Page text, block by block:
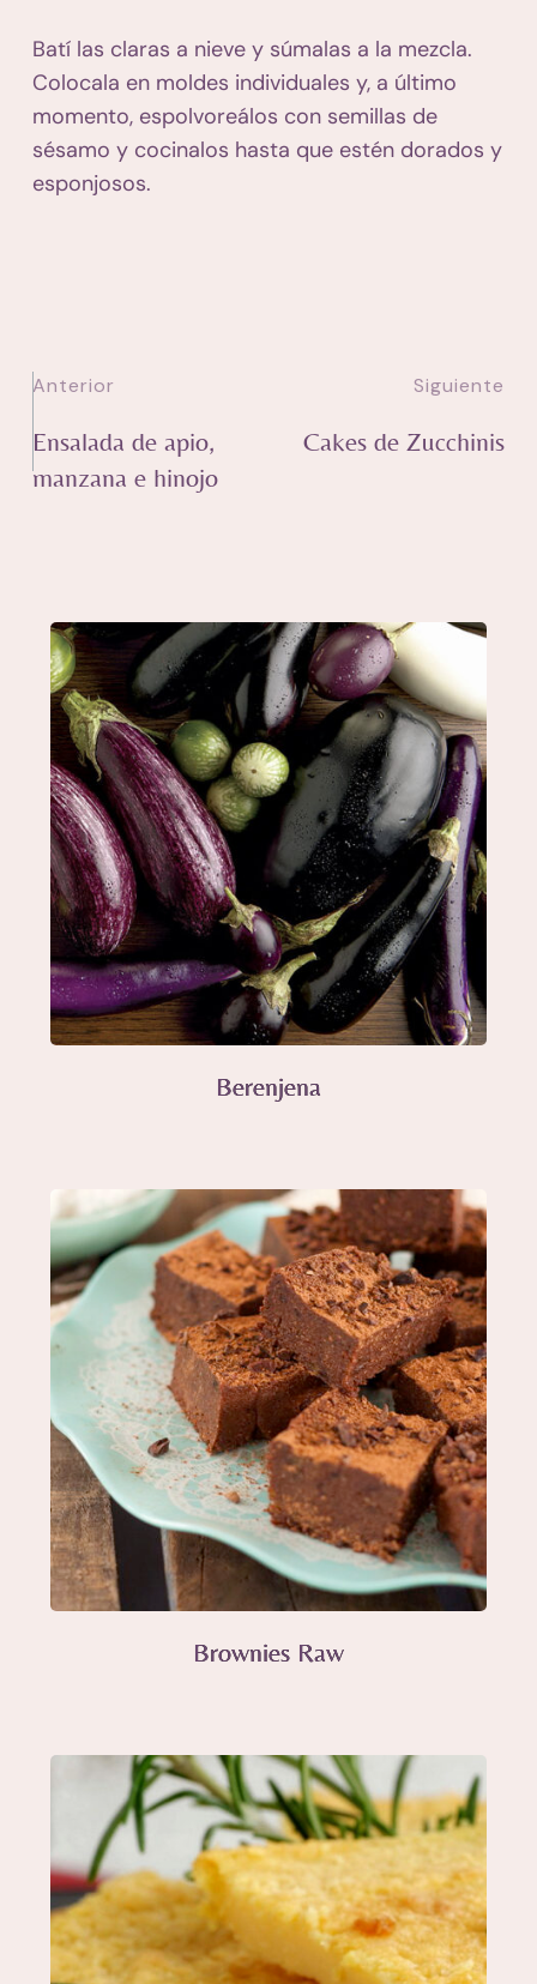
Batí las claras a nieve y súmalas a la mezcla.
Colocala en moldes individuales y, a último
momento, espolvoreálos con semillas de
sésamo y cocinalos hasta que estén dorados y
esponjosos.
Anterior Siguiente
Ensalada de apio,
manzana e hinojo
Cakes de Zucchinis
Berenjena
Brownies Raw